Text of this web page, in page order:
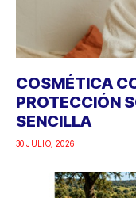
COSMÉTICA
PROTECCIÓN
SENCILLA
30 JULIO, 2026